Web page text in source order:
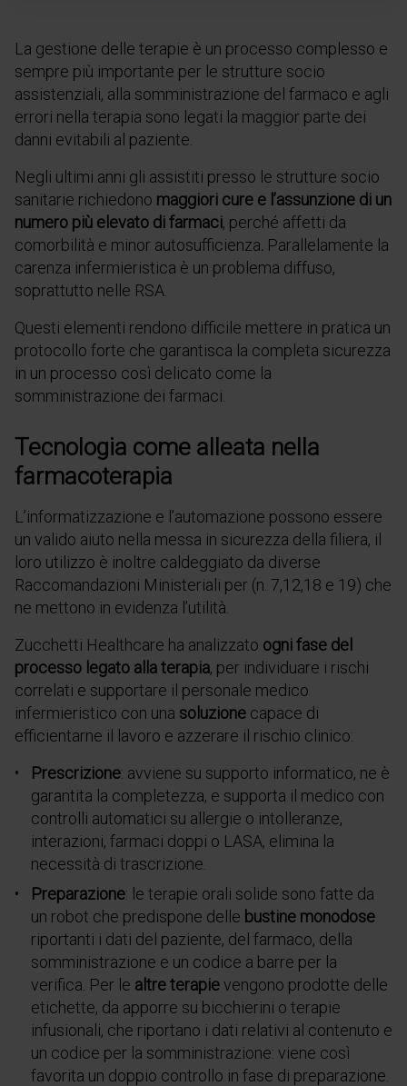
La gestione delle terapie è un processo complesso e
sempre più importante per le strutture socio
assistenziali, alla somministrazione del farmaco e agli
errori nella terapia sono legati la maggior parte dei
danni evitabili al paziente.
Negli ultimi anni gli assistiti presso le strutture socio
sanitarie richiedono maggiori cure e l’assunzione di un
numero più elevato di farmaci, perché affetti da
comorbilità e minor autosufficienza. Parallelamente la
carenza infermieristica è un problema diffuso,
soprattutto nelle RSA.
Questi elementi rendono difficile mettere in pratica un
protocollo forte che garantisca la completa sicurezza
in un processo così delicato come la
somministrazione dei farmaci.
Tecnologia come alleata nella
farmacoterapia
L’informatizzazione e l’automazione possono essere
un valido aiuto nella messa in sicurezza della filiera, il
loro utilizzo è inoltre caldeggiato da diverse
Raccomandazioni Ministeriali per (n. 7,12,18 e 19) che
ne mettono in evidenza l’utilità.
Zucchetti Healthcare ha analizzato ogni fase del
processo legato alla terapia, per individuare i rischi
correlati e supportare il personale medico
infermieristico con una soluzione capace di
efficientarne il lavoro e azzerare il rischio clinico:
Prescrizione: avviene su supporto informatico, ne è
garantita la completezza, e supporta il medico con
controlli automatici su allergie o intolleranze,
interazioni, farmaci doppi o LASA, elimina la
necessità di trascrizione.
Preparazione: le terapie orali solide sono fatte da
un robot che predispone delle bustine monodose
riportanti i dati del paziente, del farmaco, della
somministrazione e un codice a barre per la
verifica. Per le altre terapievengono prodotte delle
etichette, da apporre su bicchierini o terapie
infusionali, che riportano i dati relativi al contenuto e
un codice per la somministrazione: viene così
favorita un doppio controllo in fase di preparazione.